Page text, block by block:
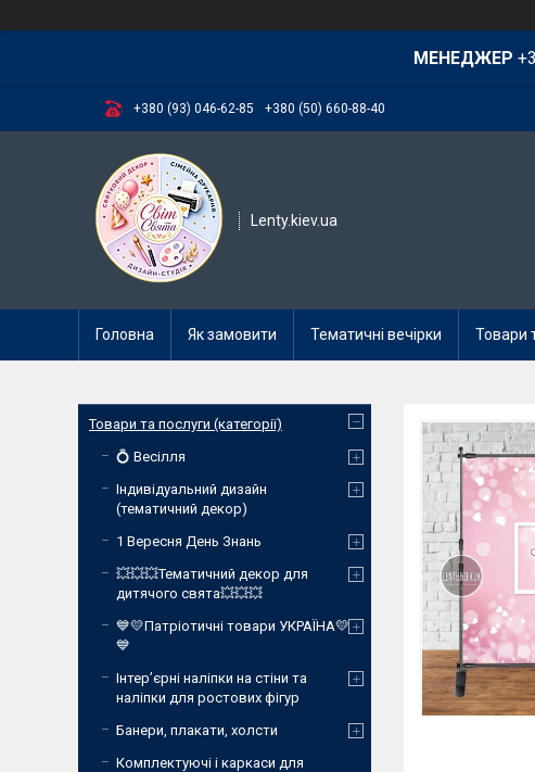
МЕНЕДЖЕР
+380 (93) 046-62-85 +380 (50) 660-88-40
Lenty.kiev.ua
Головна Як замовити Тематичні вечірки Товари
Товари та послуги (категорії)
💍 Весілля
Індивідуальний дизайн
(тематичний декор)
1 Вересня День Знань
💥💥💥Тематичний декор для
дитячого свята💥💥💥
💙💛Патріотичні товари УКРАЇНА💛
💙
Інтер’єрні наліпки на стіни та
наліпки для ростових фігур
Банери, плакати, холсти
Комплектуючі і каркаси для